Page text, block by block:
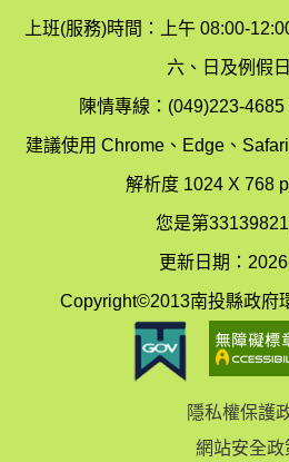
上班(服務)時間：上午 08:00-
六、日及例假
陳情專線：(049)223-
建議使用 Chrome、Edge、
解析度 1024 X 768
您是第
更新日期：
Copyright©2013南投縣政府
隱私權保護
網站安全政